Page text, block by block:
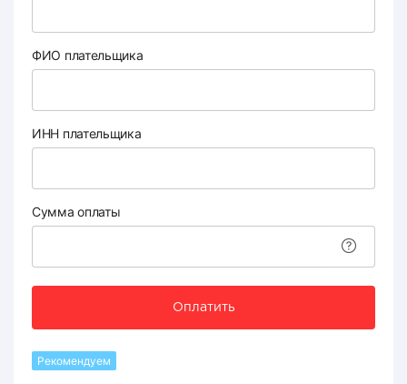
ФИО плательщика
ИНН плательщика
Сумма оплаты
Оплатить
Рекомендуем